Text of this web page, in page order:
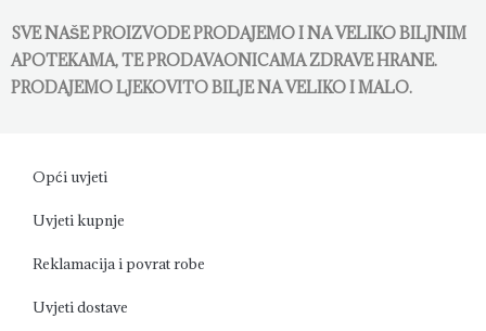
SVE NAŠE PROIZVODE PRODAJEMO I NA VELIKO BILJNIM
APOTEKAMA, TE PRODAVAONICAMA ZDRAVE HRANE.
PRODAJEMO LJEKOVITO BILJE NA VELIKO I MALO.
Opći uvjeti
Uvjeti kupnje
Reklamacija i povrat robe
Uvjeti dostave